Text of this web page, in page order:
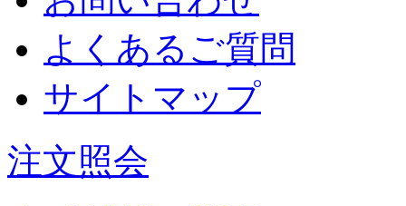
よくあるご質問
サイトマップ
注文照会